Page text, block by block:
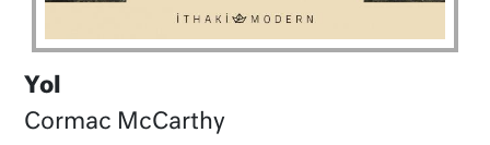
Yol
Cormac McCarthy